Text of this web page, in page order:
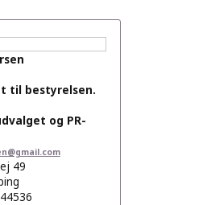
til bestyrelsen.
og PR-
49